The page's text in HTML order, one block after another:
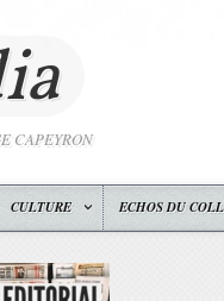
CAPEYRON
CULTURE ECHOS DU